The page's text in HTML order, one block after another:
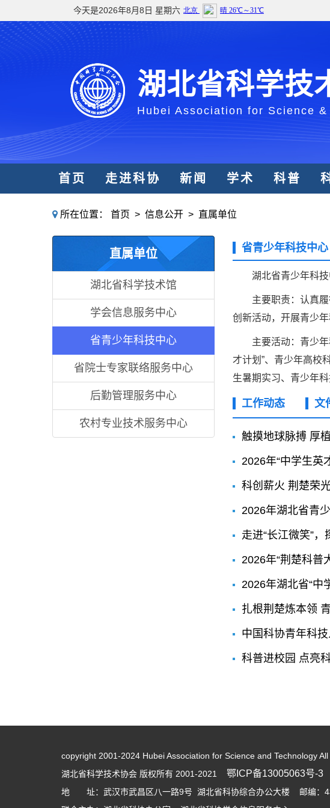
今天是2026年8月8日 星期六
湖北省科学技
Hubei Association for Science &
首页 走进科协 新闻 学术 科普
所在位置： 首页 > 信息公开 > 直属单位
直属单位
湖北省科学技术馆
学会信息服务中心
省青少年科技中心
省院士专家联络服务中心
后勤管理服务中心
农村专业技术服务中心
省青少年科技中心
湖北省青少年科
主要职责：认真
创新活动，开展青少
主要活动：青少
才计划”、青少年高校
生暑期实习、青少年科
工作动态 文
触摸地球脉搏 厚
2026年“中学生英
科创薪火 荆楚荣
2026年湖北省青
走进“长江微笑”
2026年“荆楚科普
2026年湖北省“中
扎根荆楚炼本领
中国科协青年科
科普进校园 点亮
copyright 2001-2024 Hubei Association for Science and Technology
湖北省科学技术协会 版权所有 2001-2021 鄂ICP备13005063号-3
地 址：武汉市武昌区八一路9号 湖北省科协综合办公大楼 邮编：